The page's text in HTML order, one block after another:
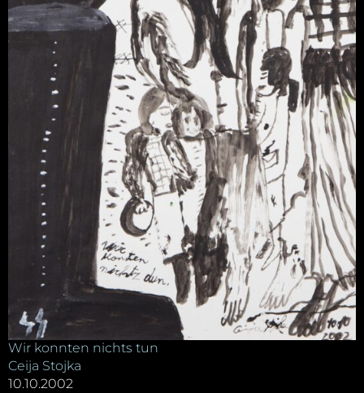
Wir konnten nichts tun
Ceija Stojka
10.10.2002